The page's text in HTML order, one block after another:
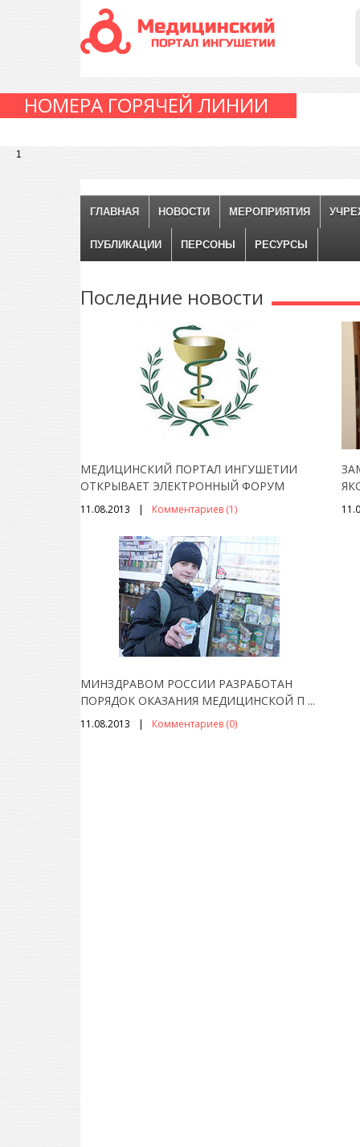
НОМЕРА ГОРЯЧЕЙ ЛИНИИ
1
ГЛАВНАЯ НОВОСТИ МЕРОПРИЯТИЯ
ПУБЛИКАЦИИ ПЕРСОНЫ РЕСУРСЫ
Последние новости
МЕДИЦИНСКИЙ ПОРТАЛ ИНГУШЕТИИ
ОТКРЫВАЕТ ЭЛЕКТРОННЫЙ ФОРУМ
11.08.2013 Комментариев (1)
МИНЗДРАВОМ РОССИИ РАЗРАБОТАН
ПОРЯДОК ОКАЗАНИЯ МЕДИЦИНСКОЙ П ...
11.08.2013 Комментариев (0)